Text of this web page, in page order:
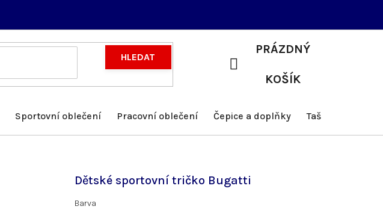
HLEDAT
NÁKUPNÍ
PRÁZDNÝ
KOŠÍK
Sportovní oblečení Pracovní oblečení Čepice a doplňky Tašky a batohy
Dětské sportovní tričko Bugatti
Barva